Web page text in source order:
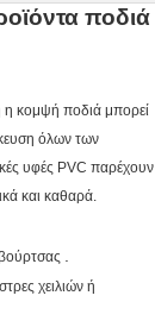
ποδιά
η κομψή ποδιά μπορεί
όλων των
υφές PVC παρέχουν
και καθαρά.
χειλιών ή